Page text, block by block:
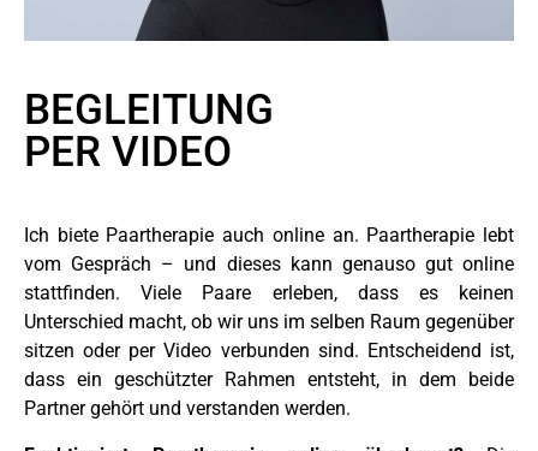
BEGLEITUNG
PER VIDEO
Ich biete Paartherapie auch online an. Paartherapie lebt
vom Gespräch – und dieses kann genauso gut online
stattfinden. Viele Paare erleben, dass es keinen
Unterschied macht, ob wir uns im selben Raum gegenüber
sitzen oder per Video verbunden sind. Entscheidend ist,
dass ein geschützter Rahmen entsteht, in dem beide
Partner gehört und verstanden werden.